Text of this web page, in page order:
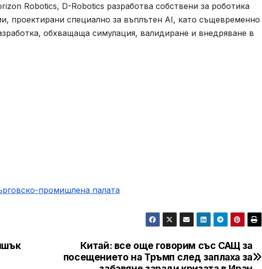
Robotics, D-Robotics разработва собствени за роботика
проектирани специално за въплътен AI, като същевременно
обхващаща симулация, валидиране и внедряване в
промишлена палaта
Китай: все още говорим със САЩ за
посещението на Тръмп след заплаха за